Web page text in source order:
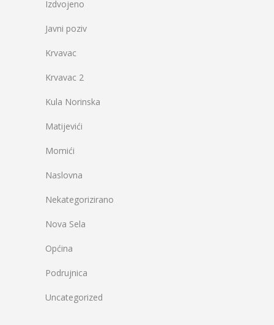
Izdvojeno
Javni poziv
Krvavac
Krvavac 2
Kula Norinska
Matijevići
Momići
Naslovna
Nekategorizirano
Nova Sela
Općina
Podrujnica
Uncategorized